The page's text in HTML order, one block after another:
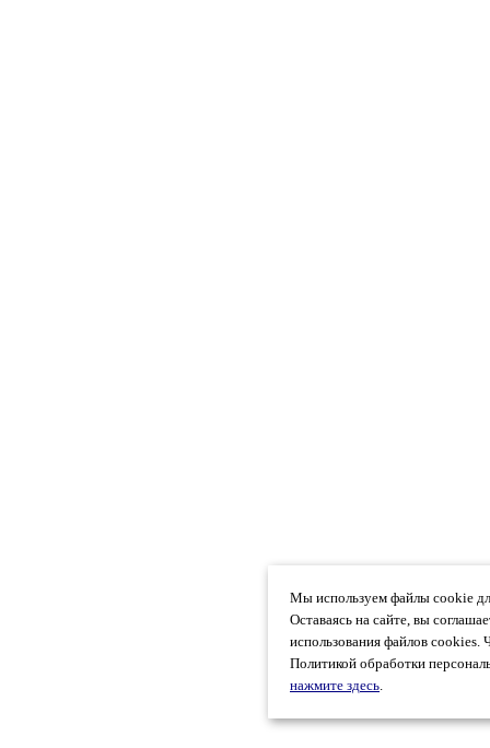
Мы используем файлы cookie
Оставаясь на сайте, вы
использования файлов cookies.
Политикой обработки
нажмите здесь.